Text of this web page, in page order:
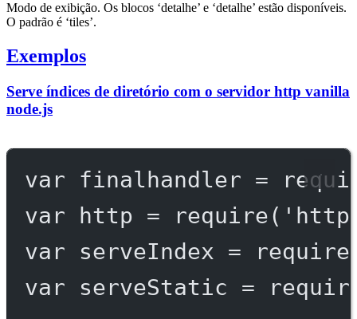
Modo de exibição. Os blocos ‘detalhe’ e ‘detalhe’ estão disponíveis.
O padrão é ‘tiles’.
Exemplos
Serve índices de diretório com o servidor http vanilla
node.js
var finalhandler =
var http = require(
var serveIndex = require
var serveStatic =